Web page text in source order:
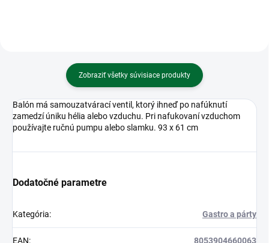
Zobraziť všetky súvisiace produkty
Balón má samouzatvárací ventil, ktorý ihneď po nafúknutí
zamedzí úniku hélia alebo vzduchu. Pri nafukovaní vzduchom
používajte ručnú pumpu alebo slamku. 93 x 61 cm
Dodatočné parametre
Kategória: Gastro a párty
EAN: 8053904660063